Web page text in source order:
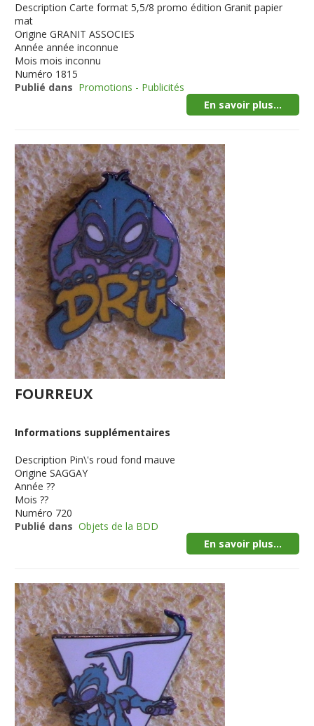
Description Carte format 5,5/8 promo édition Granit papier
mat
Origine GRANIT ASSOCIES
Année année inconnue
Mois mois inconnu
Numéro 1815
Publié dans Promotions - Publicités
En savoir plus...
FOURREUX
Informations supplémentaires
Description Pin\'s roud fond mauve
Origine SAGGAY
Année ??
Mois ??
Numéro 720
Publié dans Objets de la BDD
En savoir plus...